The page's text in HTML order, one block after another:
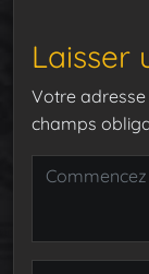
Laisser
Votre
champs